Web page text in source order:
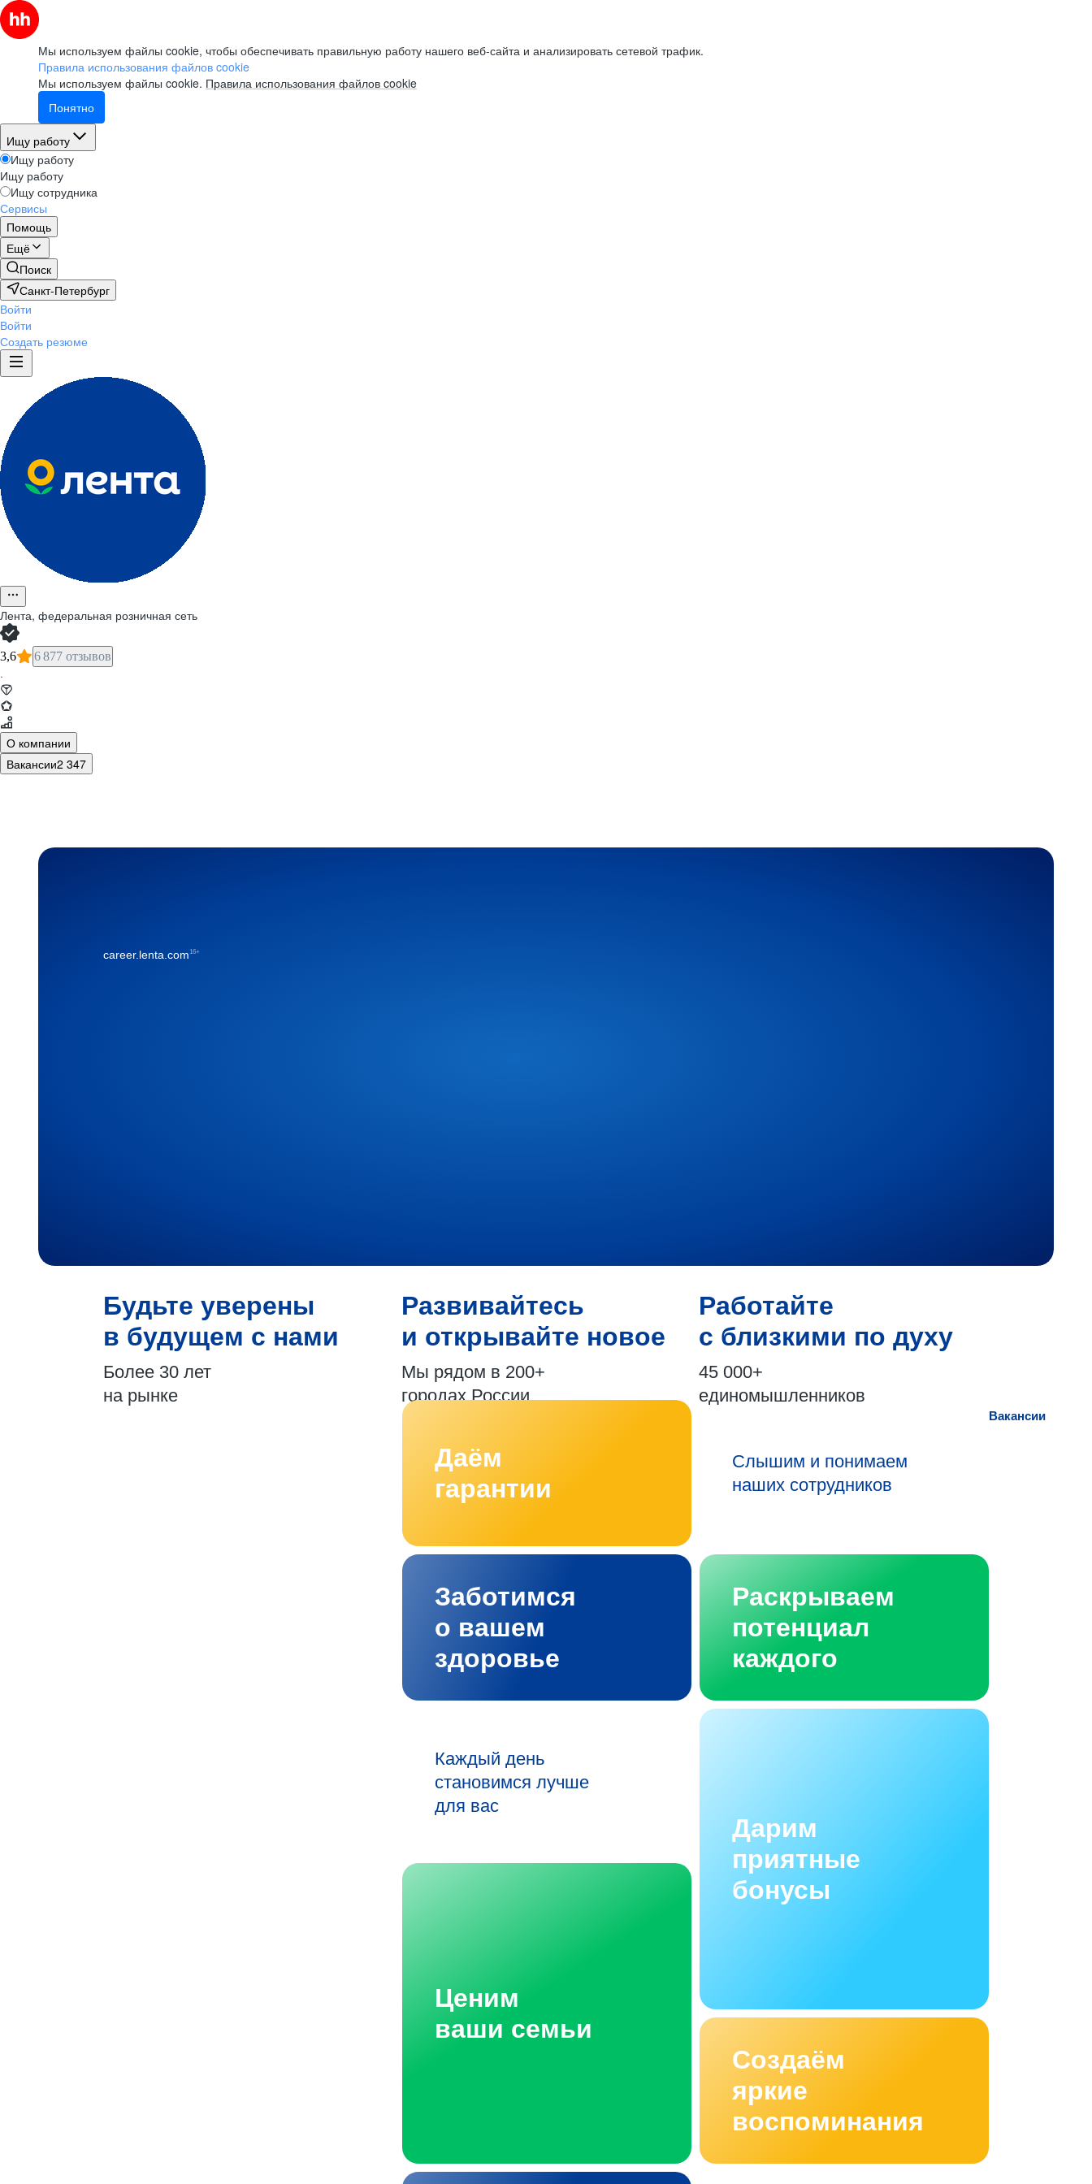
Мы используем файлы cookie, чтобы обеспечивать правильную работу нашего веб-сайта и анализировать сетевой трафик.
Правила использования файлов cookie
Мы используем файлы cookie. Правила использования файлов cookie
Понятно
Ищу работу
Ищу работу
Ищу работу
Ищу сотрудника
Сервисы
Помощь
Ещё
Поиск
Санкт-Петербург
Войти
Войти
Создать резюме
Лента, федеральная розничная сеть
3,6 6 877 отзывов
·
О компании
Вакансии2 347
career.lenta.com16+
Будьте уверены
в будущем с нами
Более 30 лет
на рынке
Развивайтесь
и открывайте новое
Мы рядом в 200+
городах России
Работайте
с близкими по духу
45 000+
единомышленников
Вакансии
Даём
гарантии
Слышим и понимаем
наших сотрудников
Заботимся
о вашем
здоровье
Раскрываем
потенциал
каждого
Каждый день
становимся лучше
для вас
Дарим
приятные
бонусы
Ценим
ваши семьи
Создаём
яркие
воспоминания